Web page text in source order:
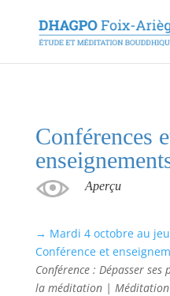
Conférences
Aperçu
→ Mardi 4 octobre au
Conférence et
Conférence : Dépasser ses
la méditation | Méditation